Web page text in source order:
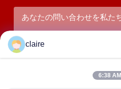
claire
6:38 AM